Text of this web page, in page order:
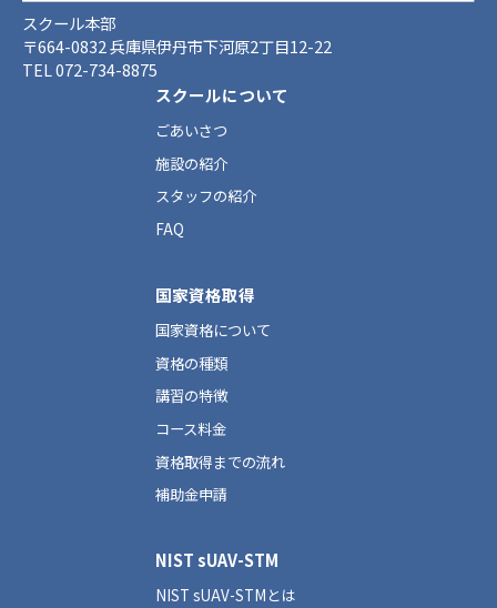
スクール本部
〒664-0832 兵庫県伊丹市下河原2丁目12-22
TEL 072-734-8875
スクールについて
ごあいさつ
施設の紹介
スタッフの紹介
FAQ
国家資格取得
国家資格について
資格の種類
講習の特徴
コース料金
資格取得までの流れ
補助金申請
NIST sUAV-STM
NIST sUAV-STMとは